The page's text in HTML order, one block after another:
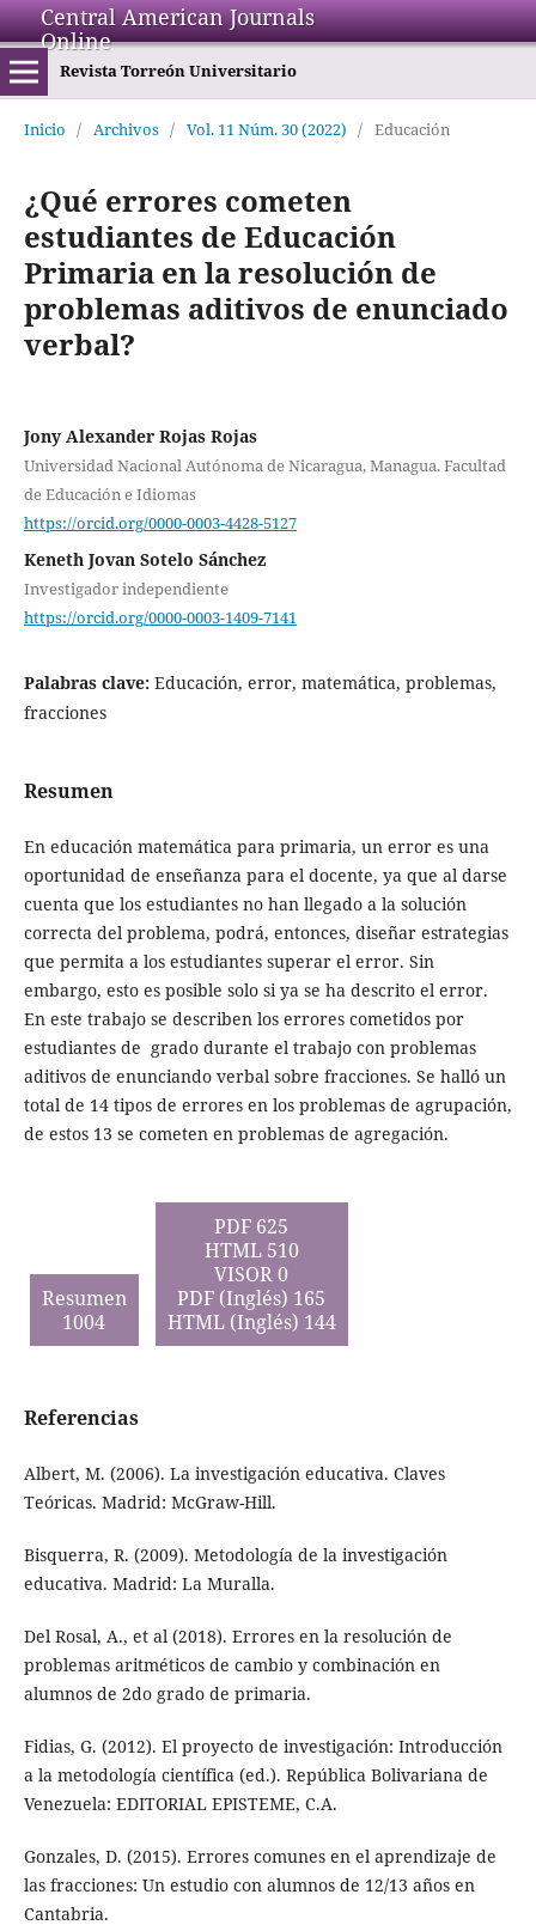
Central American Journals
Online
Revista Torreón Universitario
Inicio / Archivos / Vol. 11 Núm. 30 (2022) / Educación
¿Qué errores cometen
estudiantes de Educación
Primaria en la resolución de
problemas aditivos de enunciado
verbal?
Jony Alexander Rojas Rojas
Universidad Nacional Autónoma de Nicaragua, Managua. Facultad
de Educación e Idiomas
https://orcid.org/0000-0003-4428-5127
Keneth Jovan Sotelo Sánchez
Investigador independiente
https://orcid.org/0000-0003-1409-7141
Palabras clave: Educación, error, matemática, problemas,
fracciones
Resumen
En educación matemática para primaria, un error es una
oportunidad de enseñanza para el docente, ya que al darse
cuenta que los estudiantes no han llegado a la solución
correcta del problema, podrá, entonces, diseñar estrategias
que permita a los estudiantes superar el error. Sin
embargo, esto es posible solo si ya se ha descrito el error.
En este trabajo se describen los errores cometidos por
estudiantes de grado durante el trabajo con problemas
aditivos de enunciando verbal sobre fracciones. Se halló un
total de 14 tipos de errores en los problemas de agrupación,
de estos 13 se cometen en problemas de agregación.
Resumen
1004
PDF 625
HTML 510
VISOR 0
PDF (Inglés) 165
HTML (Inglés) 144
Referencias
Albert, M. (2006). La investigación educativa. Claves
Teóricas. Madrid: McGraw-Hill.
Bisquerra, R. (2009). Metodología de la investigación
educativa. Madrid: La Muralla.
Del Rosal, A., et al (2018). Errores en la resolución de
problemas aritméticos de cambio y combinación en
alumnos de 2do grado de primaria.
Fidias, G. (2012). El proyecto de investigación: Introducción
a la metodología científica (ed.). República Bolivariana de
Venezuela: EDITORIAL EPISTEME, C.A.
Gonzales, D. (2015). Errores comunes en el aprendizaje de
las fracciones: Un estudio con alumnos de 12/13 años en
Cantabria.